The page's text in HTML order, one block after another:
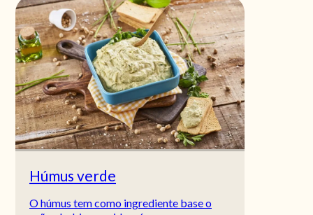
Húmus verde
O húmus tem como ingrediente base o